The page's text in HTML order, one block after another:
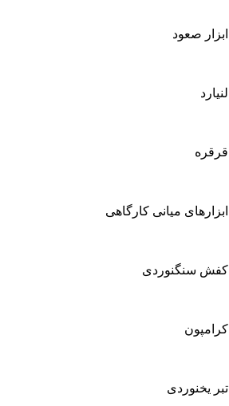
ابزار صعود
لنیارد
قرقره
ابزارهای میانی کارگاهی
کفش سنگنوردی
کرامپون
تبر یخنوردی